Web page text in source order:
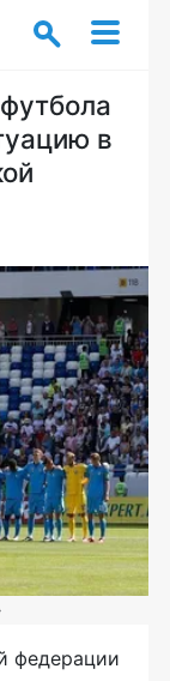
в
федерации